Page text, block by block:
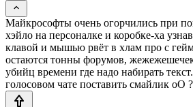
Майкрософты очень огорчились при
хэйло на персоналке и коробке-ха
клавой и мышью рвёт в хлам про с
остаются тонны форумов,
убийц времени где надо набирать
голосовом чате поставить смайлик оО